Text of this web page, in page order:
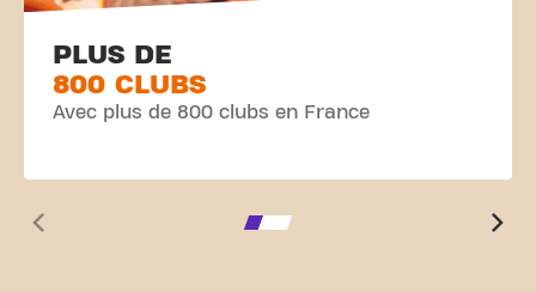
PLUS DE
800 CLUBS
Avec plus de 800 clubs en France